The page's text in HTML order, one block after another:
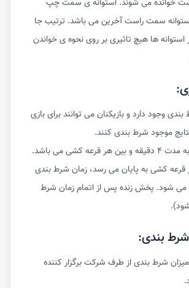
خوانده می شوند. استوانه ی سمت چپ
استوانه سمت راست آخرین می باشد. ترتیب جا
ها هیچ تاثیری بر روی نحوه ی خواندن
وجود دارد و بازیکنان می توانند برای بازی
موجود شرط بندی کنند.
زمان شرط بندی به مدت ۴ دقیقه و بین هر قرعه کشی می باشد.
قرعه کشی به پایان می رسد، زمان شرط بندی
می شود. پخش زنده پس از اتمام زمان شرط
شرط بندی از طرف شرکت برگزار کننده